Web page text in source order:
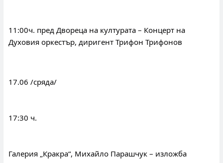
11:00ч. пред Двореца на културата – Концерт на
Духовия оркестър, диригент Трифон Трифонов
17.06 /сряда/
17:30 ч.
Галерия „Кракра“, Михайло Парашчук – изложба